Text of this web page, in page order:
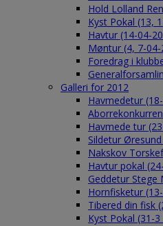
Hold Lolland
Kyst Pokal (13,
Havtur (14-04-
Møntur (4, 7-04-
Foredrag i
Galleri for 2012
Havmedetur
Havmede tur
Sildetur
Nakskov
Havtur pokal
Geddetur Stege
Hornfisketur
Tibered din fisk
Kyst Pokal (31-